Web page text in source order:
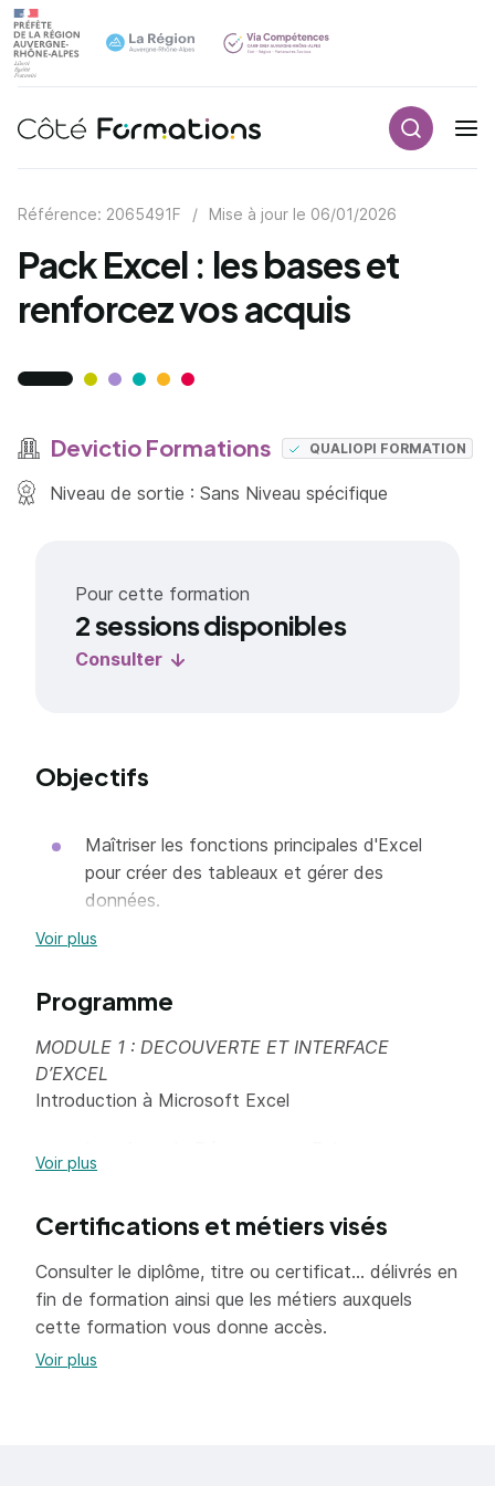
Navigation principale
Référence: 2065491F / Mise à jour le 06/01/2026
Pack Excel : les bases et
renforcez vos acquis
Devictio Formations QUALIOPI FORMATION
Niveau de sortie : Sans Niveau spécifique
Pour cette formation
2 sessions disponibles
Consulter
Objectifs
Maîtriser les fonctions principales d'Excel
pour créer des tableaux et gérer des
données.
Renforcer ses acquis sur Excel pour travailler
Voir plus
Programme
MODULE 1 : DECOUVERTE ET INTERFACE
D’EXCEL
Introduction à Microsoft Excel
Mise à Jour des Services Office
Personnalisation du Ruban et de la Barre
d’Outils d’Accès Rapide
Voir plus
Certifications et métiers visés
Consulter le diplôme, titre ou certificat... délivrés en
fin de formation ainsi que les métiers auxquels
cette formation vous donne accès.
Voir plus